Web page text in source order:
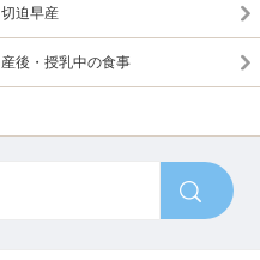
切迫早産
産後・授乳中の食事